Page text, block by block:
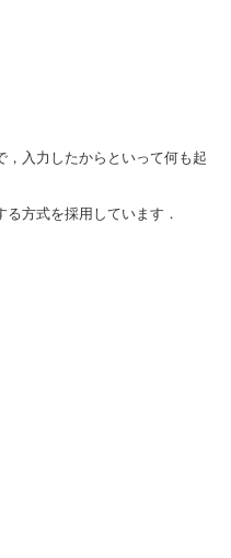
，入力したからといって何も起
方式を採用しています．